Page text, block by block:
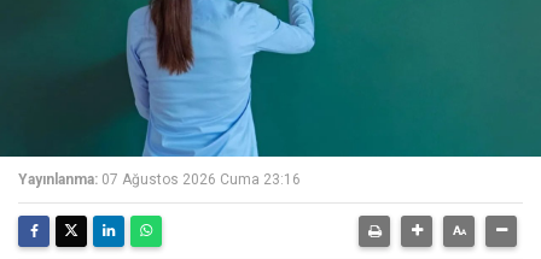
Yayınlanma: 07 Ağustos 2026 Cuma 23:16